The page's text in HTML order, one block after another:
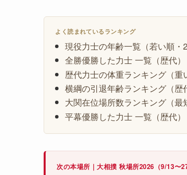
よく読まれているランキング
現役力士の年齢一覧（若い順・
全勝優勝した力士 一覧（歴代）
歴代力士の体重ランキング（重
横綱の引退年齢ランキング（歴
大関在位場所数ランキング（最
平幕優勝した力士 一覧（歴代）
次の本場所｜大相撲 秋場所2026（9/13〜